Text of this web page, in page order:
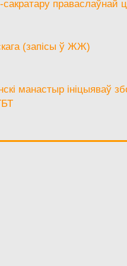
сакратару праваслаўнай
(запісы ў ЖЖ)
манастыр ініцыяваў